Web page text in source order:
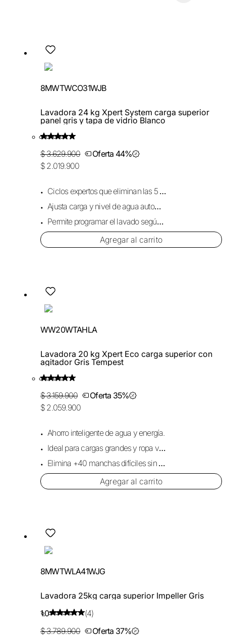
8MWTWCO31WJB
Lavadora 24 kg Xpert System carga superior
panel gris y tapa de vidrio Blanco
$ 3.629.900
Oferta 44%
$ 2.019.900
Ciclos expertos que eliminan las 5 manchas comunes.
Ajusta carga y nivel de agua automáticamente.
Permite programar el lavado según tu rutina.
Agregar al carrito
WW20WTAHLA
Lavadora 20 kg Xpert Eco carga superior con
agitador Gris Tempest
$ 3.159.900
Oferta 35%
$ 2.059.900
Ahorro inteligente de agua y energía.
Ideal para cargas grandes y ropa voluminosa.
Elimina +40 manchas difíciles sin dañar la tela.
Agregar al carrito
8MWTWLA41WJG
Lavadora 25kg carga superior Impeller Gris
1.0
(4)
$ 3.789.900
Oferta 37%